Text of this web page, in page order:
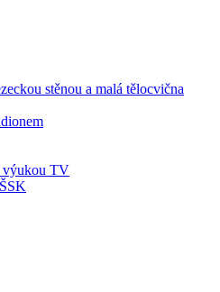
stěnou a malá tělocvična
výukou TV